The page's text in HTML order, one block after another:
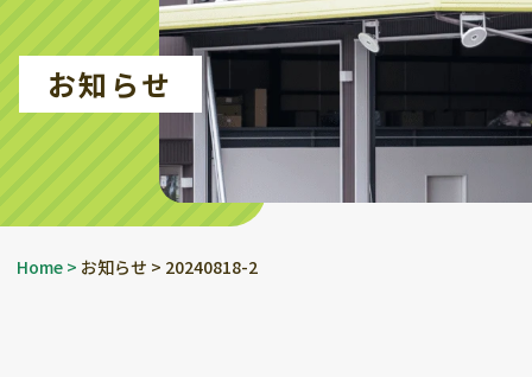
お知らせ
Home > お知らせ > 20240818-2